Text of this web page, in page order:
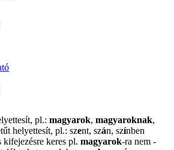
pl.: magyarok, magyaroknak,
helyettesít, pl.: szent, szán, színben
kifejezésre keres pl. magyarok-ra nem -